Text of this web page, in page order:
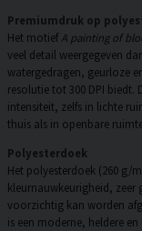
Premiumdruk op
Het motiefA painting of
veel detail weergegeven
watergedragen, geurloze
resolutie tot 300 DPI biedt.
intensiteit, zelfs in lichte
thuis als in openbare
Polyesterdoek
Het polyesterdoek (260 g/
kleurnauwkeurigheid, zeer
voorzichtig kan worden
is een moderne, heldere